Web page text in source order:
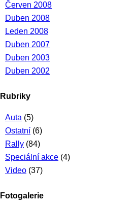
Červen 2008
Duben 2008
Leden 2008
Duben 2007
Duben 2003
Duben 2002
Rubriky
Auta (5)
Ostatní (6)
Rally (84)
Speciální akce (4)
Video (37)
Fotogalerie